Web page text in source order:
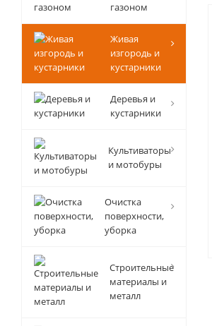
газоном
Живая
изгородь и
кустарники
Деревья и
кустарники
Культиваторы
и мотобуры
Очистка
поверхности,
уборка
Строительные
материалы и
металл